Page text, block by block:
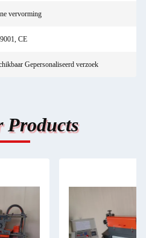
vervorming
CE
Gepersonaliseerd verzoek
Products